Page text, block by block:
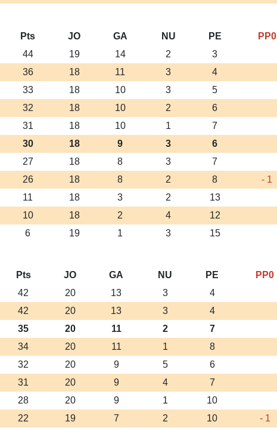
Pts JO GA NU PE PP0
44 19 14 2 3
36 18 11 3 4
33 18 10 3 5
32 18 10 2 6
31 18 10 1 7
30 18 9 3 6
27 18 8 3 7
26 18 8 2 8 - 1
11 18 3 2 13
10 18 2 4 12
6 19 1 3 15
Pts JO GA NU PE PP0
42 20 13 3 4
42 20 13 3 4
35 20 11 2 7
34 20 11 1 8
32 20 9 5 6
31 20 9 4 7
28 20 9 1 10
22 19 7 2 10 - 1